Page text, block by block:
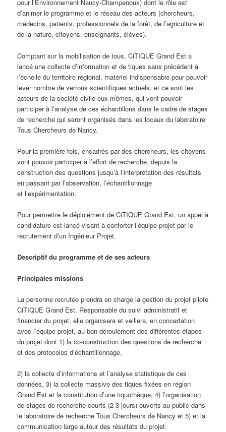
pour l’Environnement Nancy-Champenoux) dont le rôle est
d’animer le programme et le réseau des acteurs (chercheurs,
médecins, patients, professionnels de la forêt, de l’agriculture et
de la nature, citoyens, enseignants, élèves).
Comptant sur la mobilisation de tous, CiTIQUE Grand Est a
lancé une collecte d’information et de tiques sans précédent à
l’échelle du territoire régional, matériel indispensable pour pouvoir
lever nombre de verrous scientifiques actuels, et ce sont les
acteurs de la société civile eux-mêmes, qui vont pouvoir
participer à l’analyse de ces échantillons dans le cadre de stages
de recherche qui seront organisés dans les locaux du laboratoire
Tous Chercheurs de Nancy.
Pour la première fois, encadrés par des chercheurs, les citoyens
vont pouvoir participer à l’effort de recherche, depuis la
construction des questions jusqu’à l’interprétation des résultats
en passant par l’observation, l’échantillonnage
et l’expérimentation.
Pour permettre le déploiement de CiTIQUE Grand Est, un appel à
candidature est lancé visant à conforter l’équipe projet par le
recrutement d’un Ingénieur Projet.
Descriptif du programme et de ses acteurs
Principales missions
La personne recrutée prendra en charge la gestion du projet pilote
CiTIQUE Grand Est. Responsable du suivi administratif et
financier du projet, elle organisera et veillera, en concertation
avec l’équipe projet, au bon déroulement des différentes étapes
du projet dont 1) la co-construction des questions de recherche
et des protocoles d’échantillonnage,
2) la collecte d’informations et l’analyse statistique de ces
données, 3) la collecte massive des tiques fixées en région
Grand Est et la constitution d’une tiquothèque, 4) l’organisation
de stages de recherche courts (2-3 jours) ouverts au public dans
le laboratoire de recherche Tous Chercheurs de Nancy et 5) et la
communication large autour des résultats du projet.